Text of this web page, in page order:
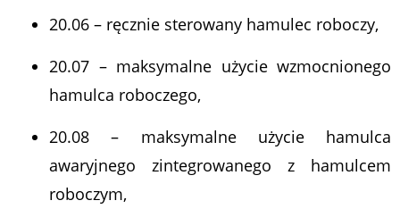
20.06 – ręcznie sterowany hamulec roboczy,
20.07 – maksymalne użycie wzmocnionego
hamulca roboczego,
20.08 – maksymalne użycie hamulca
awaryjnego zintegrowanego z hamulcem
roboczym,